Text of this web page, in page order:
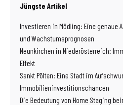
Jüngste Artikel
Investieren in Mödling: Eine genaue
und Wachstumsprognosen
Neunkirchen in Niederösterreich:
Effekt
Sankt Pölten: Eine Stadt im
Immobilieninvestitionschancen
Die Bedeutung von Home Staging